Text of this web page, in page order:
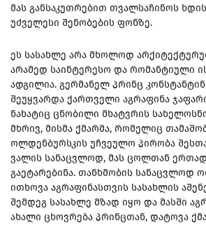
მას განსაკუთრებით თვალსაჩინოს
უძველესი შენობების ფონზე.
ეს სასახლე არა მხოლოდ
არამედ საინტერესო და რომანტიული
ადგილია. გერმანელ პრინც
შეუყვარდა ქართველი აგრაფინა
ნახატიც ცნობილი მხატვრის
მხრივ, მისმა ქმარმა, რომელიც
ოლდენბურსკის უჩვეულო პირობა
ვალის სანაცვლოდ, მას ცოლთან
გაეტარებინა. თანხმობის სანაცვლოდ
ითხოვა აგრაფინასთვის სასახლის
შემდეგ სასახლე მზად იყო და მასში
ახალი ცხოვრება პრინცთან, დატოვა